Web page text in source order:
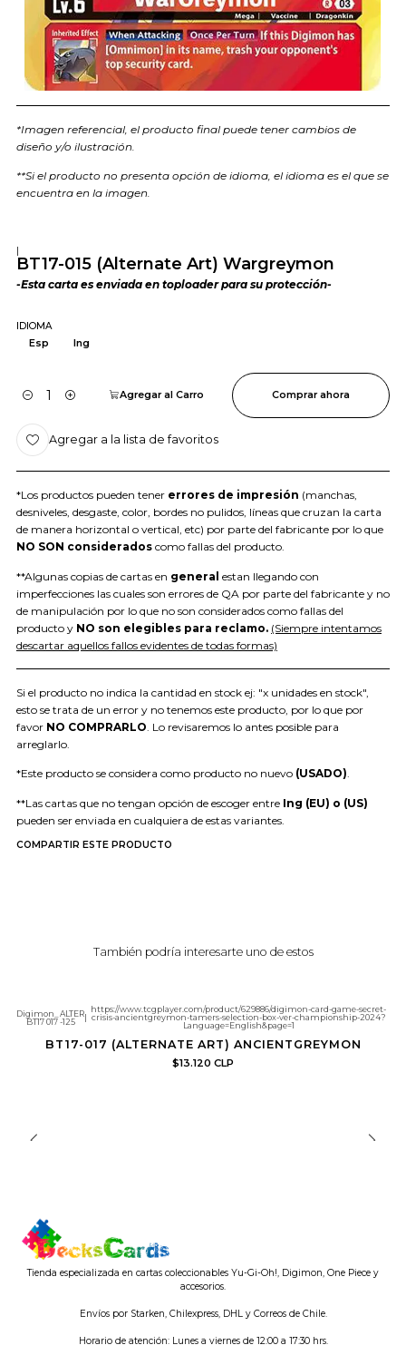
*Imagen referencial, el producto final puede tener cambios de
diseño y/o ilustración.
**Si el producto no presenta opción de idioma, el idioma es el que se
encuentra en la imagen.
|
BT17-015 (Alternate Art) Wargreymon
-Esta carta es enviada en toploader para su protección-
IDIOMA
Esp
Ing
Cantidad
Agregar al Carro Comprar ahora
Agregar a la lista de favoritos
*Los productos pueden tener errores de impresión (manchas,
desniveles, desgaste, color, bordes no pulidos, líneas que cruzan la carta
de manera horizontal o vertical, etc) por parte del fabricante por lo que
NO SON considerados como fallas del producto.
**Algunas copias de cartas en general estan llegando con
imperfecciones las cuales son errores de QA por parte del fabricante y no
de manipulación por lo que no son considerados como fallas del
producto y NO son elegibles para reclamo. (Siempre intentamos
descartar aquellos fallos evidentes de todas formas)
Si el producto no indica la cantidad en stock ej: "x unidades en stock",
esto se trata de un error y no tenemos este producto, por lo que por
favor NO COMPRARLO . Lo revisaremos lo antes posible para
arreglarlo.
*Este producto se considera como producto no nuevo (USADO).
**Las cartas que no tengan opción de escoger entre Ing (EU) o (US)
pueden ser enviada en cualquiera de estas variantes.
COMPARTIR ESTE PRODUCTO
También podría interesarte uno de estos
Digimon_ALTER
BT17 017 -125
|
https://www.tcgplayer.com/product/629886/digimon-card-game-secret-
crisis-ancientgreymon-tamers-selection-box-ver-championship-2024?
Language=English&page=1
BT17-017 (ALTERNATE ART) ANCIENTGREYMON
$13.120 CLP
Tienda especializada en cartas coleccionables Yu-Gi-Oh!, Digimon, One Piece y
accesorios.
Envíos por Starken, Chilexpress, DHL y Correos de Chile.
Horario de atención: Lunes a viernes de 12:00 a 17:30 hrs.